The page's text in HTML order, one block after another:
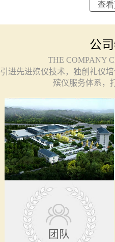
查
公
THE COMPANY
引进先进殡仪技术，独创礼仪
殡仪服务体系，
团队